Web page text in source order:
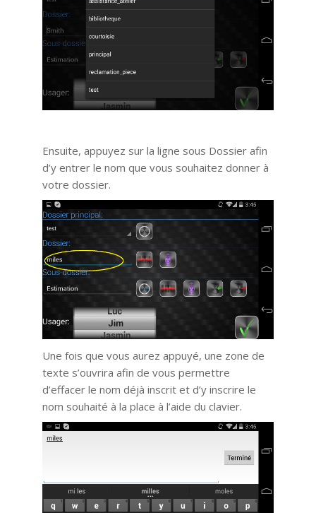
Ensuite, appuyez sur la ligne sous Dossier afin
d’y entrer le nom que vous souhaitez donner à
votre dossier.
Une fois que vous aurez appuyé, une zone de
texte s’ouvrira afin de vous permettre
d’effacer le nom déjà inscrit et d’y inscrire le
nom souhaité à la place à l’aide du clavier.